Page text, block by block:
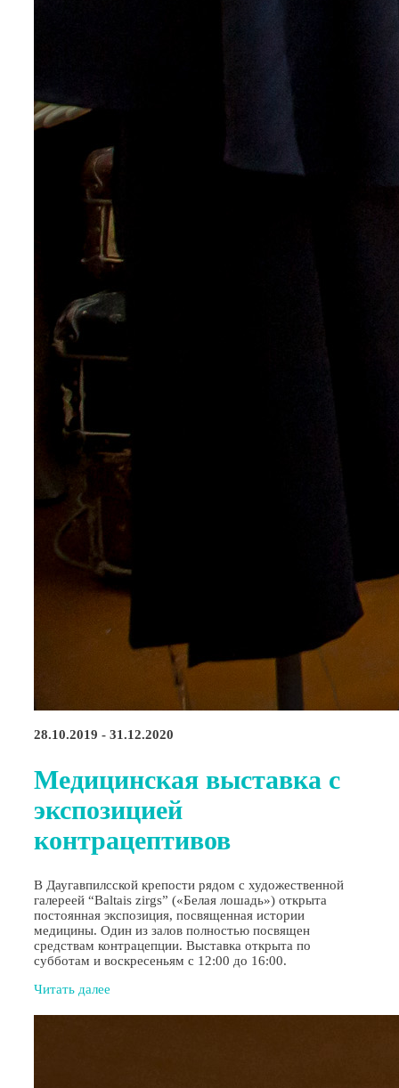
28.10.2019 - 31.12.2020
Медицинская выставка с
экспозицией
контрацептивов
В Даугавпилсской крепости рядом с художественной
галереей “Baltais zirgs” («Белая лошадь») открыта
постоянная экспозиция, посвященная истории
медицины. Один из залов полностью посвящен
средствам контрацепции. Выставка открыта по
субботам и воскресеньям с 12:00 до 16:00.
Читать далее